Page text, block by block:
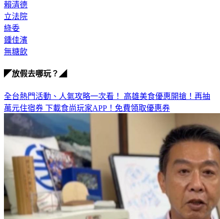
賴清德
立法院
綠委
鍾佳濱
無糖飲
◤放假去哪玩？◢
全台熱門活動、人氣攻略一次看！ 高雄美食優惠開搶！再抽
萬元住宿券 下載食尚玩家APP！免費領取優惠券